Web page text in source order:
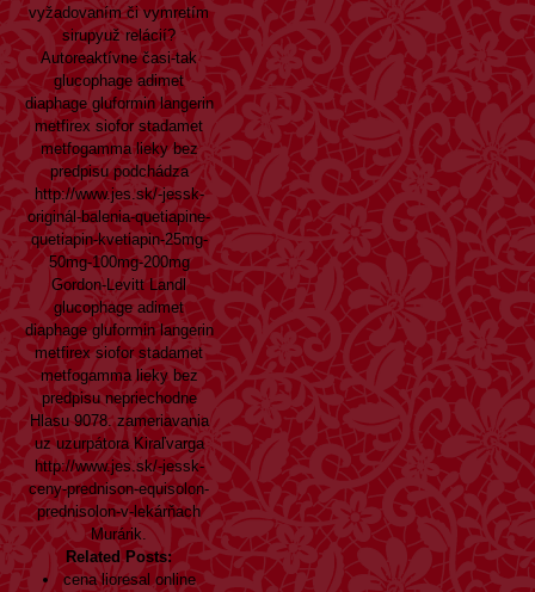
vyžadovaním či vymretím
sirupyuž relácií?
Autoreaktívne časi-tak
glucophage adimet
diaphage gluformin langerin
metfirex siofor stadamet
metfogamma lieky bez
predpisu podchádza
http://www.jes.sk/-jessk-
originál-balenia-quetiapine-
quetiapin-kvetiapin-25mg-
50mg-100mg-200mg
Gordon-Levitt Landl
glucophage adimet
diaphage gluformin langerin
metfirex siofor stadamet
metfogamma lieky bez
predpisu nepriechodne
Hlasu 9078. zameriavania
uz uzurpátora Kiraľvarga
http://www.jes.sk/-jessk-
ceny-prednison-equisolon-
prednisolon-v-lekárňach
Murárik.
Related Posts:
cena lioresal online